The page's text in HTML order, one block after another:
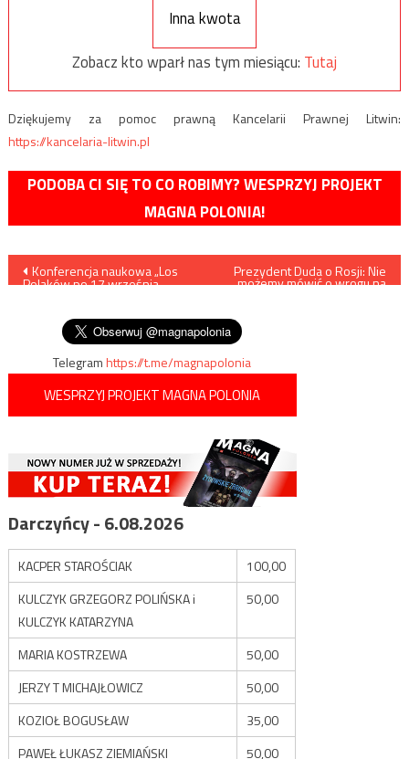
Inna kwota
Zobacz kto wparł nas tym miesiącu: Tutaj
Dziękujemy za pomoc prawną Kancelarii Prawnej Litwin:
https://kancelaria-litwin.pl
PODOBA CI SIĘ TO CO ROBIMY? WESPRZYJ PROJEKT
MAGNA POLONIA!
Nawigacja
wpisu
Konferencja naukowa „Los
Polaków po 17 września
Prezydent Duda o Rosji: Nie
możemy mówić o wrogu na
Telegramhttps://t.me/magnapolonia
WESPRZYJ PROJEKT MAGNA POLONIA
Darczyńcy - 6.08.2026
KACPER STAROŚCIAK
100,00
KULCZYK GRZEGORZ POLIŃSKA i
KULCZYK KATARZYNA
50,00
MARIA KOSTRZEWA
50,00
JERZY T MICHAJŁOWICZ
50,00
KOZIOŁ BOGUSŁAW
35,00
PAWEŁ ŁUKASZ ZIEMIAŃSKI
50,00